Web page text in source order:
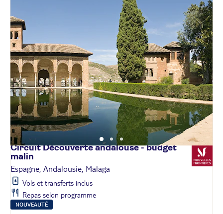
Circuit Découverte andalouse - budget
malin
Espagne, Andalousie, Malaga
Vols et transferts inclus
Repas selon programme
NOUVEAUTÉ